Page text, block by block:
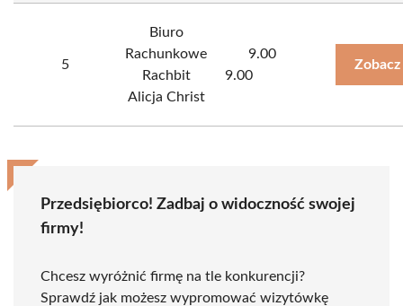
5
Biuro
Rachunkowe
Rachbit
Alicja Christ
9.00
9.00
Przedsiębiorco! Zadbaj o widoczność swojej
firmy!
Chcesz wyróżnić firmę na tle konkurencji?
Sprawdź jak możesz wypromować wizytówkę